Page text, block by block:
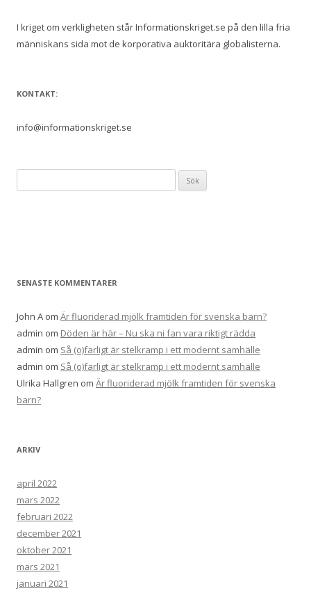
I kriget om verkligheten står Informationskriget.se på den lilla fria
människans sida mot de korporativa auktoritära globalisterna.
KONTAKT:
info@informationskriget.se
ö
e
:
SENASTE KOMMENTARER
John A om Är fluoriderad mjölk framtiden för svenska barn?
admin om Döden är här – Nu ska ni fan vara riktigt rädda
admin om Så (o)farligt är stelkramp i ett modernt samhälle
admin om Så (o)farligt är stelkramp i ett modernt samhälle
Ulrika Hallgren om Är fluoriderad mjölk framtiden för svenska
barn?
ARKIV
april 2022
mars 2022
februari 2022
december 2021
oktober 2021
mars 2021
januari 2021